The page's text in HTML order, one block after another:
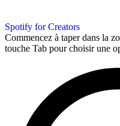
Spotify for Creators
Commencez à taper dans la
touche Tab pour choisir une